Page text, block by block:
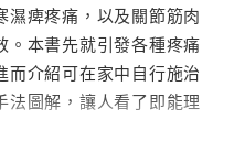
濕痺疼痛，以及關節筋肉
。本書先就引發各種疼痛
而介紹可在家中自行施治
法圖解，讓人看了即能理